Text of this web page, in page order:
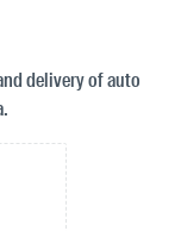
delivery of auto